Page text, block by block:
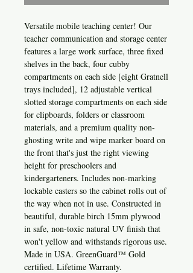
Versatile mobile teaching center! Our
teacher communication and storage center
features a large work surface, three fixed
shelves in the back, four cubby
compartments on each side [eight Gratnell
trays included], 12 adjustable vertical
slotted storage compartments on each side
for clipboards, folders or classroom
materials, and a premium quality non-
ghosting write and wipe marker board on
the front that's just the right viewing
height for preschoolers and
kindergarteners. Includes non-marking
lockable casters so the cabinet rolls out of
the way when not in use. Constructed in
beautiful, durable birch 15mm plywood
in safe, non-toxic natural UV finish that
won't yellow and withstands rigorous use.
Made in USA. GreenGuard™ Gold
certified. Lifetime Warranty.